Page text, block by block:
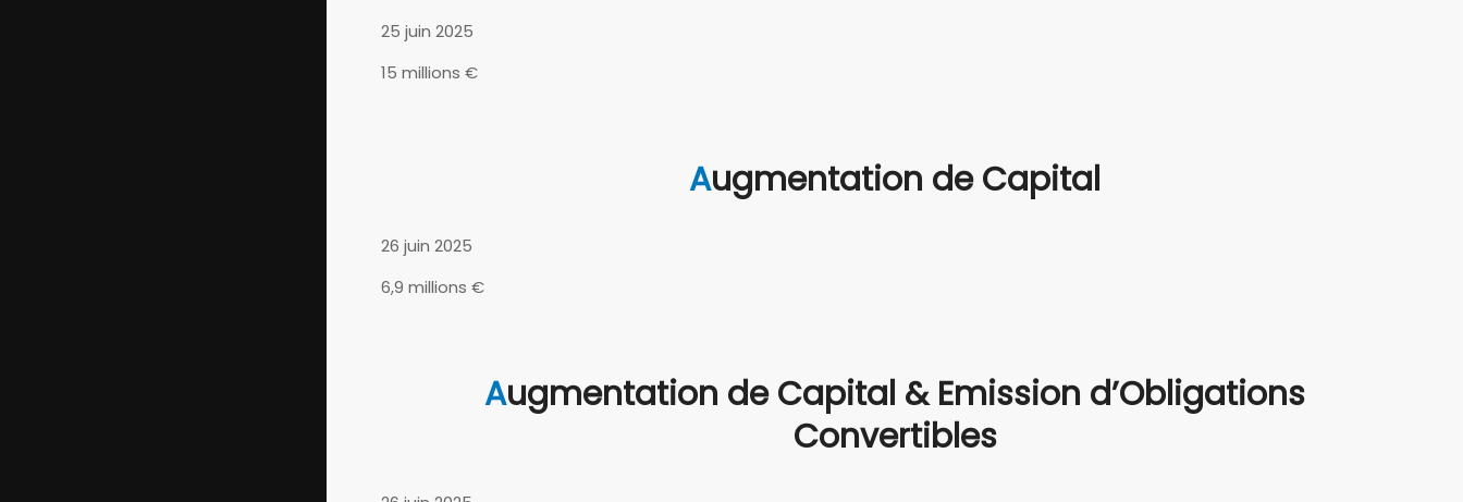
25 juin 2025
15 millions €
Augmentation de Capital
26 juin 2025
6,9 millions €
Augmentation de Capital & Emission d’Obligations
Convertibles